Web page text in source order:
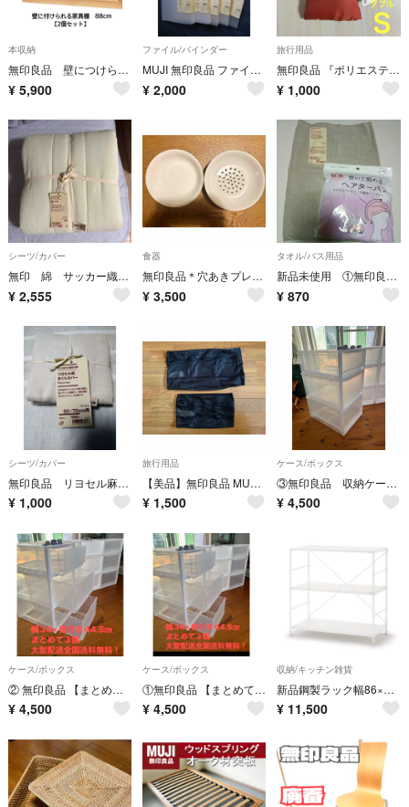
本収納
無印良品 壁につけられる家具 棚 88cm 2本セット
¥ 5,900
ファイル/バインダー
MUJI 無印良品 ファイル 2穴 リング式 B5 10冊セット
¥ 2,000
旅行用品
無印良品 『ポリエステル たためる仕分けケース(ダブルタイプ・オレンジ・Ｓ)』
¥ 1,000
シーツ/カバー
無印 綿 サッカー織 敷きパッド
¥ 2,555
食器
無印良品＊穴あきプレート&受け皿プレートのセット
¥ 3,500
タオル/バス用品
新品未使用 ①無印良品 ターバンタオル グレー色 ②新品未使用 速乾吸水巻いて留めるヘアターバン マイクロファイバー ラベンダー色
¥ 870
シーツ/カバー
無印良品 リヨセル麻まくらカバー 50×70cm用
¥ 1,000
旅行用品
【美品】無印良品 MUJI そのまま洗える衣類ケース S ・L 2個セット
¥ 1,500
ケース/ボックス
③無印良品 収納ケース【まとめて3個】
¥ 4,500
ケース/ボックス
② 無印良品 【まとめて3個】ポリプロピレンケース引出式 ポリプロピレン収納ケース MUJI 衣類小物収納
¥ 4,500
ケース/ボックス
①無印良品 【まとめて3個】ポリプロピレンケース引出式 ポリプロピレン収納ケース MUJI 衣類小物収納
¥ 4,500
収納/キッチン雑貨
新品鋼製ラック幅86×奥41×高83cm浅灰小ワイド壁付書架MUJI風
¥ 11,500